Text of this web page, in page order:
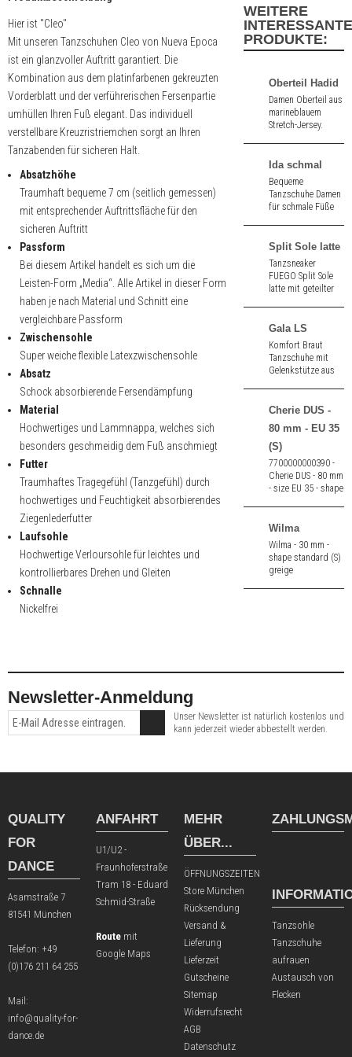
Hier ist "Cleo"
Mit unseren Tanzschuhen Cleo von Nueva Epoca
ist ein glanzvoller Auftritt garantiert. Die
Kombination aus dem platinfarbenen gekreuzten
Vorderblatt und der verführerischen Fersenpartie
umhüllen Ihren Fuß elegant. Das individuell
verstellbare Kreuzristriemchen sorgt an Ihren
Tanzabenden für sicheren Halt.
Absatzhöhe
Traumhaft bequeme 7 cm (seitlich gemessen)
mit entsprechender Auftrittsfläche für den
sicheren Auftritt
Passform
Bei diesem Artikel handelt es sich um die
Leisten-Form „Media“. Alle Artikel in dieser Form
haben je nach Material und Schnitt eine
vergleichbare Passform
Zwischensohle
Super weiche flexible Latexzwischensohle
Absatz
Schock absorbierende Fersendämpfung
Material
Hochwertiges und Lammnappa, welches sich
besonders geschmeidig dem Fuß anschmiegt
Futter
Traumhaftes Tragegefühl (Tanzgefühl) durch
hochwertiges und Feuchtigkeit absorbierendes
Ziegenlederfutter
Laufsohle
Hochwertige Verloursohle für leichtes und
kontrollierbares Drehen und Gleiten
Schnalle
Nickelfrei
WEITERE
INTERESSANTE
PRODUKTE:
Oberteil Hadid
Damen Oberteil aus
marineblauem
Stretch-Jersey.
Ida schmal
Bequeme
Tanzschuhe Damen
für schmale Füße
schwarz
Velours/
6,5 cm hoher
Absatz.
Split Sole latte
Tanzsneaker
FUEGO Split Sole
latte mit geteilter
straßentauglicher
Sohle.
Gala LS
Komfort Braut
Tanzschuhe mit
Gelenkstütze aus
hoher Absatz.
Cherie DUS -
80 mm - EU 35
(S)
7700000000390 -
Cherie DUS - 80 mm
- size EU 35 - shape
Wilma
Wilma - 30 mm -
shape standard (S)
greige
Newsletter-Anmeldung
Unser Newsletter ist natürlich kostenlos und
kann jederzeit wieder abbestellt werden.
QUALITY
FOR
DANCE
Asamstraße 7
81541 München
Telefon: +49
(0)176 211 64 255
Mail:
info@quality-for-
dance.de
ANFAHRT
U1/U2 -
Fraunhoferstraße
Tram 18 - Eduard
Schmid-Straße
Route mit
Google Maps
MEHR
ÜBER...
ÖFFNUNGSZEITEN
Store München
Rücksendung
Versand &
Lieferung
Lieferzeit
Gutscheine
Sitemap
Widerrufsrecht
AGB
Datenschutz
Tanzsohle
Tanzschuhe
aufrauen
Austausch von
Flecken